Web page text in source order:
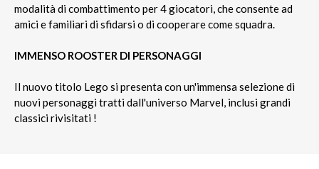
modalità di combattimento per 4 giocatori, che consente ad
amici e familiari di sfidarsi o di cooperare come squadra.
IMMENSO ROOSTER DI PERSONAGGI
Il nuovo titolo Lego si presenta con un'immensa selezione di
nuovi personaggi tratti dall'universo Marvel, inclusi grandi
classici rivisitati !